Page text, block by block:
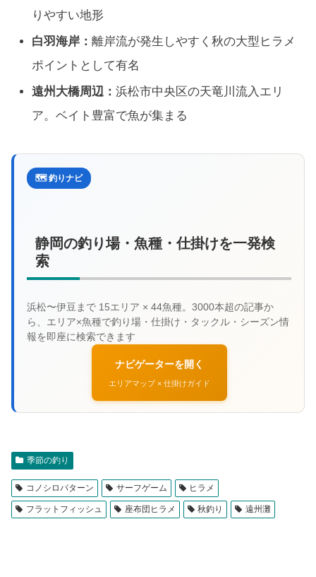
りやすい地形
白羽海岸：離岸流が発生しやすく秋の大型ヒラメ
ポイントとして有名
遠州大橋周辺：浜松市中央区の天竜川流入エリ
ア。ベイト豊富で魚が集まる
🗺️ 釣りナビ
静岡の釣り場・魚種・仕掛けを一発検
索
ナビゲーターを開く
エリアマップ × 仕掛けガイド
季節の釣り
コノシロパターン サーフゲーム ヒラメ
フラットフィッシュ 座布団ヒラメ 秋釣り 遠州灘